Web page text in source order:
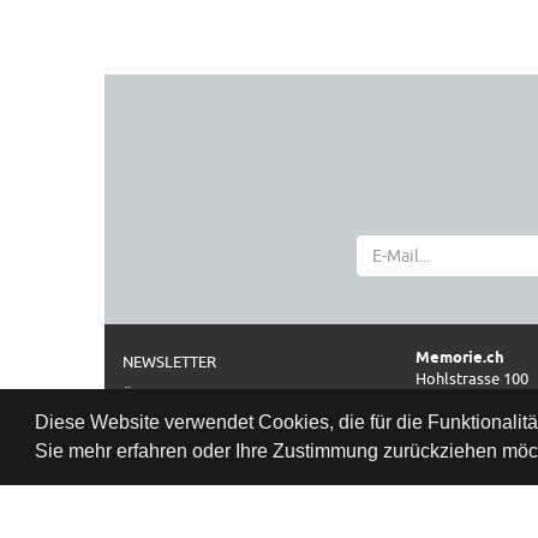
Diese Website verwendet Cookies, die für die
Sie mehr erfahren oder Ihre Zustimmung zurückziehen
NEWSLETTER
ÜBER UNS
IMPRESSUM
AGB
DATENSCHUTZ
Memorie.ch
Hohlstrasse 100
Telefon
0041 44 261 42 24
Öffnungszeiten